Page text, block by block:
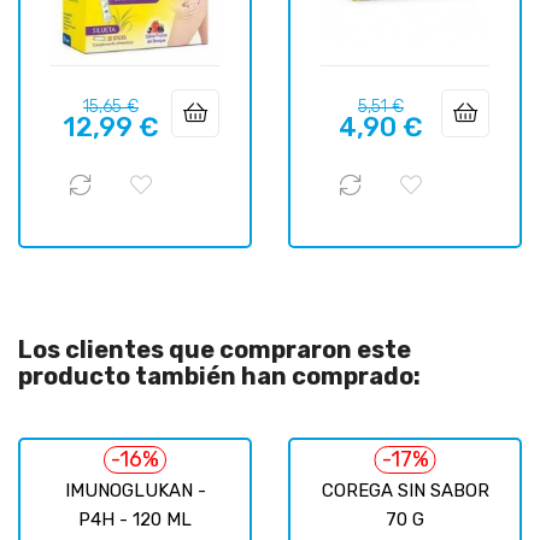
Precio
regular
15,65 €Precio
12,99 €
Precio
regular
5,51 €Precio
4,90 €
Los clientes que compraron este
producto también han comprado:
IMUNOGLUKAN -
P4H - 120 ML
-16%
COREGA SIN SABOR
70 G
-17%